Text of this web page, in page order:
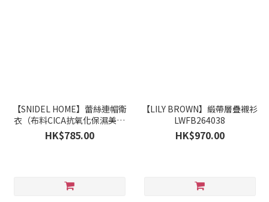
【SNIDEL HOME】蕾絲連帽衛
衣（布料CICA抗氧化保濕美容
成份加工） SHCT264026
HK$785.00
【LILY BROWN】緞帶層疊襯衫
LWFB264038
HK$970.00